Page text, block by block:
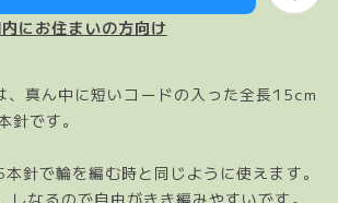
にお住まいの方向け
真ん中に短いコードの入った全長15cm
針です。
針で輪を編む時と同じように使えます。
しなるので自由がきき編みやすいです。